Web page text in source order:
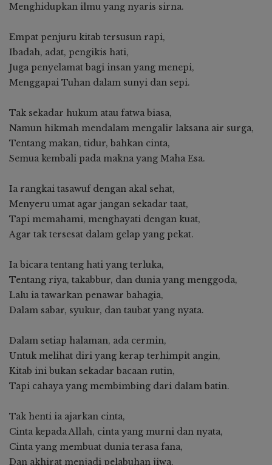
Menghidupkan ilmu yang nyaris sirna.
Empat penjuru kitab tersusun rapi,
Ibadah, adat, pengikis hati,
Juga penyelamat bagi insan yang menepi,
Menggapai Tuhan dalam sunyi dan sepi.
Tak sekadar hukum atau fatwa biasa,
Namun hikmah mendalam mengalir laksana air surga,
Tentang makan, tidur, bahkan cinta,
Semua kembali pada makna yang Maha Esa.
Ia rangkai tasawuf dengan akal sehat,
Menyeru umat agar jangan sekadar taat,
Tapi memahami, menghayati dengan kuat,
Agar tak tersesat dalam gelap yang pekat.
Ia bicara tentang hati yang terluka,
Tentang riya, takabbur, dan dunia yang menggoda,
Lalu ia tawarkan penawar bahagia,
Dalam sabar, syukur, dan taubat yang nyata.
Dalam setiap halaman, ada cermin,
Untuk melihat diri yang kerap terhimpit angin,
Kitab ini bukan sekadar bacaan rutin,
Tapi cahaya yang membimbing dari dalam batin.
Tak henti ia ajarkan cinta,
Cinta kepada Allah, cinta yang murni dan nyata,
Cinta yang membuat dunia terasa fana,
Dan akhirat menjadi pelabuhan jiwa.